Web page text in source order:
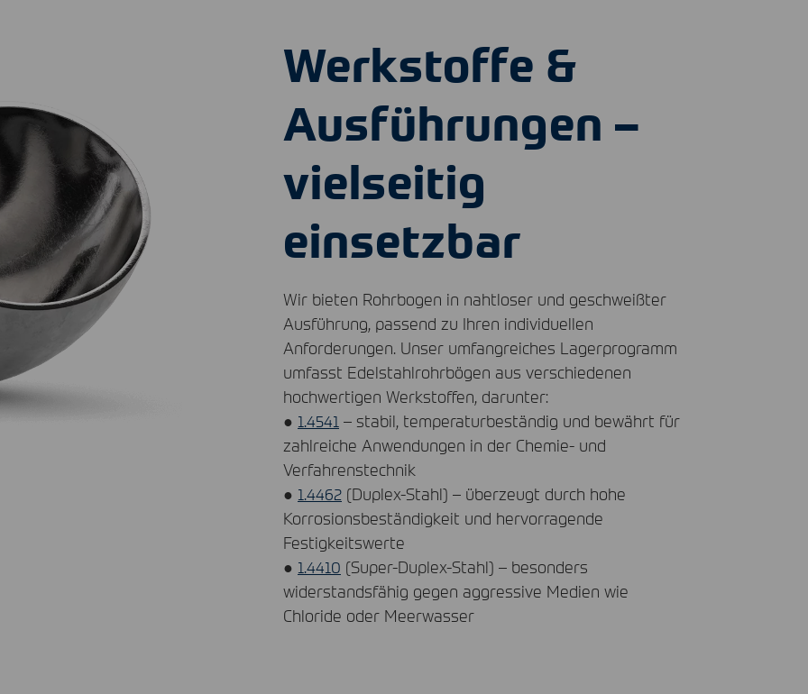
Werkstoffe &
Ausführungen –
vielseitig
einsetzbar
Wir bieten Rohrbogen in nahtloser und geschweißter
Ausführung, passend zu Ihren individuellen
Anforderungen. Unser umfangreiches Lagerprogramm
umfasst Edelstahlrohrbögen aus verschiedenen
hochwertigen Werkstoffen, darunter:
● 1.4541 – stabil, temperaturbeständig und bewährt für
zahlreiche Anwendungen in der Chemie- und
Verfahrenstechnik
● 1.4462 (Duplex-Stahl) – überzeugt durch hohe
Korrosionsbeständigkeit und hervorragende
Festigkeitswerte
● 1.4410 (Super-Duplex-Stahl) – besonders
widerstandsfähig gegen aggressive Medien wie
Chloride oder Meerwasser